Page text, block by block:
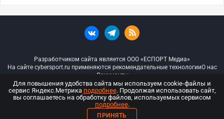
Разработчиком сайта является ООО «ЕСПОРТ Медиа»
На сайте cybersport.ru применяются рекомендательные технологииО нас
Документы
© ООО «Киберспорт.ру» — Все права защищены
18+
Для повышения удобства сайта мы используем cookie-файлы и
сервис Яндекс.Метрика подробнее. Продолжая использовать сайт,
вы соглашаетесь на обработку файлов, используемых сервисом
подробнее.
ПРИНЯТЬ